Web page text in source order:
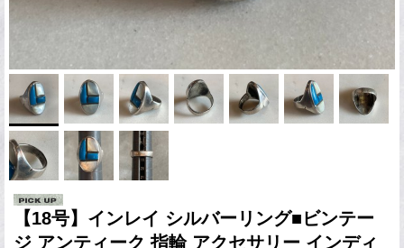
【18号】インレイ シルバーリング■ビンテー
ジ アンティーク 指輪 アクセサリー インディ